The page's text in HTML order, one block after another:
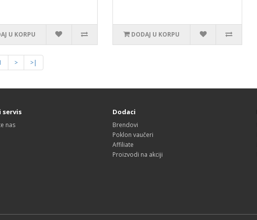
U KORPU DODAJ U KORPU
> >|
servis
nas
Dodaci
Brendovi
Poklon vaučeri
Affiliate
Proizvodi na akciji